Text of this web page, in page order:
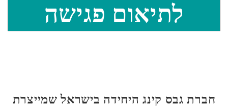
לתיאום פגישה
חברת גבס קינג היחידה בישראל שמייצרת